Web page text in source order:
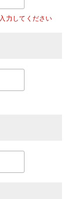
力してください